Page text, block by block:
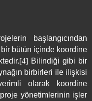
başlangıcından
bir bütün içinde koordine
[4] Bilindiği gibi bir
birbirleri ile ilişkisi
olarak koordine
yönetimlerinin işler